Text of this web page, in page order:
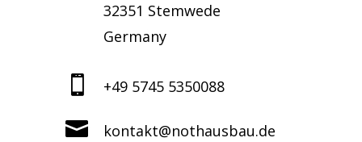
32351 Stemwede
Germany
 +49 5745 5350088
 kontakt@nothausbau.de